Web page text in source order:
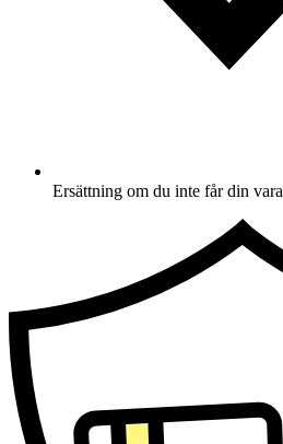
Ersättning om du inte får din vara